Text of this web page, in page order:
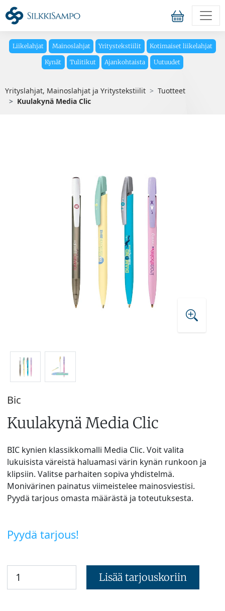
Liikelahjat Mainoslahjat Yritystekstiilit Kotimaiset liikelahjat
Kynät Tulitikut Ajankohtaista Uutuudet
Yrityslahjat, Mainoslahjat ja Yritystekstiilit
Tuotteet
Kuulakynä Media Clic
Bic
Kuulakynä Media Clic
BIC kynien klassikkomalli Media Clic. Voit valita
lukuisista väreistä haluamasi värin kynän runkoon ja
klipsiin. Valitse parhaiten sopiva yhdistelmä.
Monivärinen painatus viimeistelee mainosviestisi.
Pyydä tarjous omasta määrästä ja toteutuksesta.
Pyydä tarjous!
Lisää tarjouskoriin